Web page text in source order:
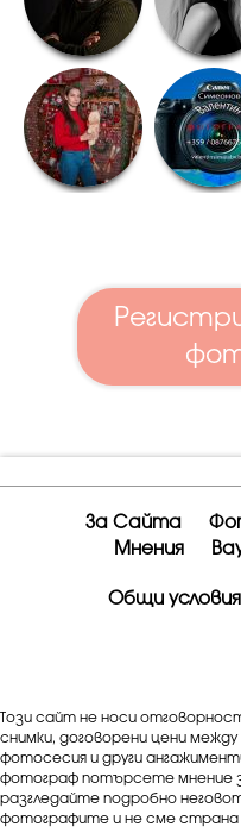
За Сайта
Мнения
Общи условия
Този сайт не носи
снимки, договорени цени
фотосесия и други
фотограф потърсете мнение
разгледайте подробно
фотографите и не сме